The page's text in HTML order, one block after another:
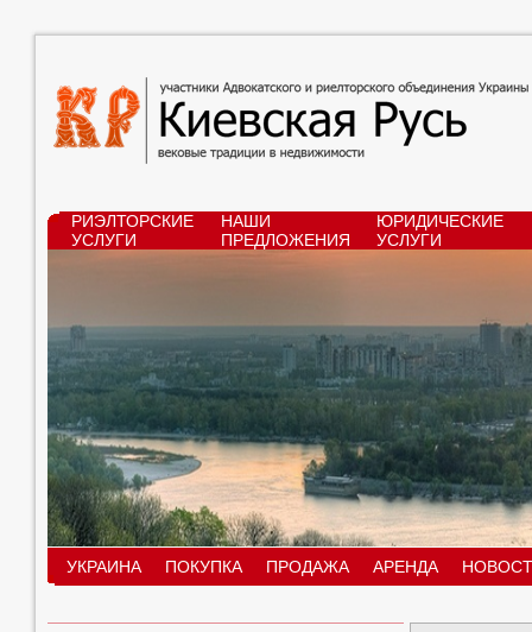
РИЭЛТОРСКИЕ
УСЛУГИ
НАШИ
ПРЕДЛОЖЕНИЯ
ЮРИДИЧЕСКИЕ
УСЛУГИ
УКРАИНА ПОКУПКА ПРОДАЖА АРЕНДА